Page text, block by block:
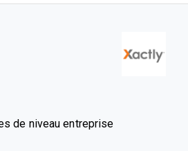
de niveau entreprise